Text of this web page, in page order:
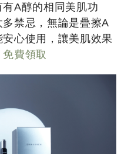
A醇的相同美肌功
禁忌，無論是疊擦A
心使用，讓美肌效果
費領取